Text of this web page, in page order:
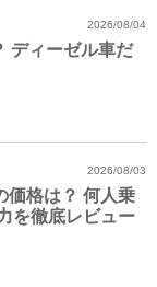
ディーゼル車だ
2026/08/04
価格は？ 何人乗
を徹底レビュー
2026/08/03